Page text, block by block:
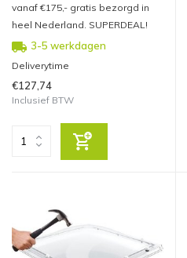
vanaf €175,- gratis bezorgd in
heel Nederland. SUPERDEAL!
3-5 werkdagen
Deliverytime
€127,74
Inclusief BTW